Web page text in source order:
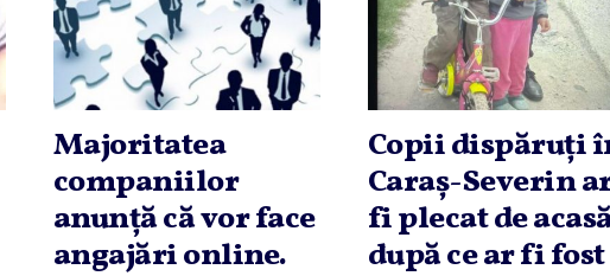
Majoritatea
companiilor
anunţă că vor face
angajări online.
Copii dispăruţi
Caraş-Severin
fi plecat de
după ce ar fi fost